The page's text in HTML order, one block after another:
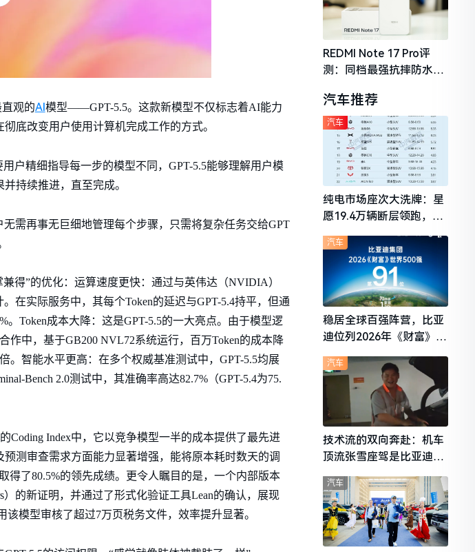
观的AI模型——GPT-5.5。这款新模型不仅标志着AI能力
底改变用户使用计算机完成工作的方式。
户精细指导每一步的模型不同，GPT-5.5能够理解用户模
持续推进，直至完成。
需再事无巨细地管理每个步骤，只需将复杂任务交给GPT
得”的优化：运算速度更快：通过与英伟达（NVIDIA）
在实际服务中，其每个Token的延迟与GPT-5.4持平，但通
Token成本大降：这是GPT-5.5的一大亮点。由于模型逻
作中，基于GB200 NVL72系统运行，百万Token的成本降
。智能水平更高：在多个权威基准测试中，GPT-5.5均展
Bench 2.0测试中，其准确率高达82.7%（GPT-5.4为75.
Coding Index中，它以竞争模型一半的成本提供了最先进
测审查需求方面能力显著增强，能将原本耗时数天的调
得了80.5%的领先成绩。更令人瞩目的是，一个内部版本
）的新证明，并通过了形式化验证工具Lean的确认，展现
模型审核了超过7万页税务文件，效率提升显著。
REDMI Note 17 Pro评
测：同档最强抗摔防水，
守门员
汽车推荐
纯电市场座次大洗牌：星
愿19.4万辆断层领跑，理
想i6成最强黑马
汽车
稳居全球百强阵营，比亚
迪位列2026年《财富》世
汽车
技术流的双向奔赴：机车
顶流张雪座驾是比亚迪秦
L
汽车
汽车